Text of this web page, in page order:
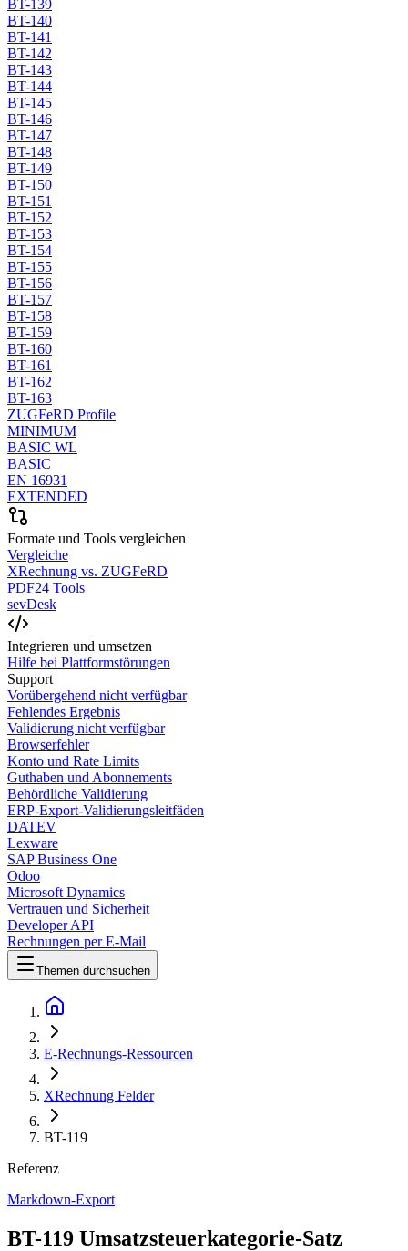
BT-139
BT-140
BT-141
BT-142
BT-143
BT-144
BT-145
BT-146
BT-147
BT-148
BT-149
BT-150
BT-151
BT-152
BT-153
BT-154
BT-155
BT-156
BT-157
BT-158
BT-159
BT-160
BT-161
BT-162
BT-163
ZUGFeRD Profile
MINIMUM
BASIC WL
BASIC
EN 16931
EXTENDED
Formate und Tools vergleichen
Vergleiche
XRechnung vs. ZUGFeRD
PDF24 Tools
sevDesk
Integrieren und umsetzen
Hilfe bei Plattformstörungen
Support
Vorübergehend nicht verfügbar
Fehlendes Ergebnis
Validierung nicht verfügbar
Browserfehler
Konto und Rate Limits
Guthaben und Abonnements
Behördliche Validierung
ERP-Export-Validierungsleitfäden
DATEV
Lexware
SAP Business One
Odoo
Microsoft Dynamics
Vertrauen und Sicherheit
Developer API
Rechnungen per E-Mail
Themen durchsuchen
E-Rechnungs-Ressourcen
XRechnung Felder
BT-119
Referenz
Markdown-Export
BT-119 Umsatzsteuerkategorie-Satz